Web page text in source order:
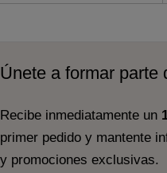
Únete a formar parte
Recibe inmediatamente un
primer pedido y mantente
y promociones exclusivas.